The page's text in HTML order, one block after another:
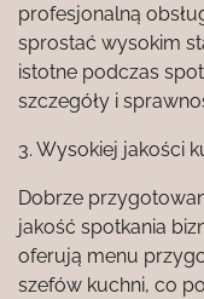
profesjonalną
sprostać wysokim
istotne podczas
szczegóły i
3. Wysokiej jakości
Dobrze
jakość spotkania
oferują menu
szefów kuchni, co